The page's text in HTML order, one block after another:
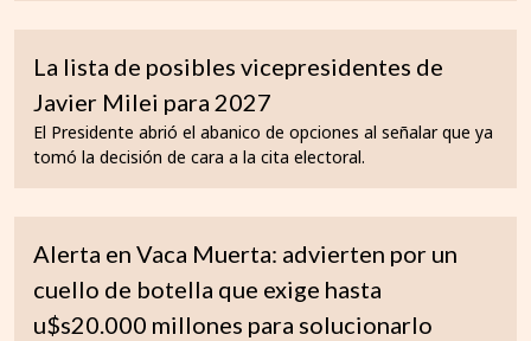
La lista de posibles vicepresidentes de
Javier Milei para 2027
El Presidente abrió el abanico de opciones al señalar que ya
tomó la decisión de cara a la cita electoral.
Alerta en Vaca Muerta: advierten por un
cuello de botella que exige hasta
u$s20.000 millones para solucionarlo